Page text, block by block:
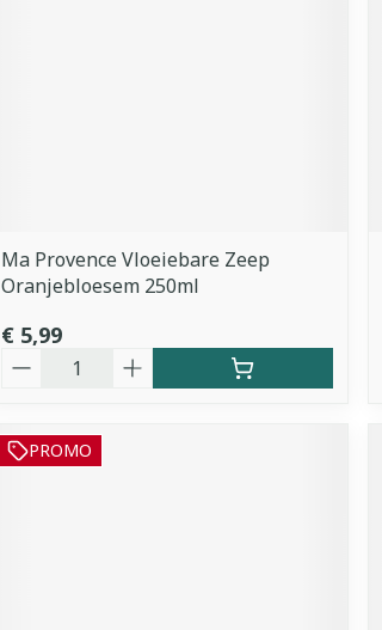
Ma Provence Vloeiebare Zeep
Oranjebloesem 250ml
€ 5,99
PROMO